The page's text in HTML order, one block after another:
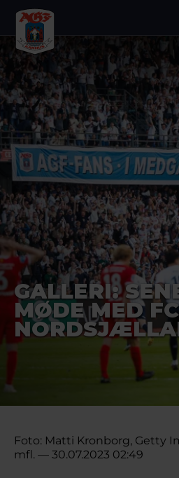
Logo
GALLERI:
MØDE MED FC
Foto: Matti Kronborg, Getty
mfl. — 30.07.2023 02:49